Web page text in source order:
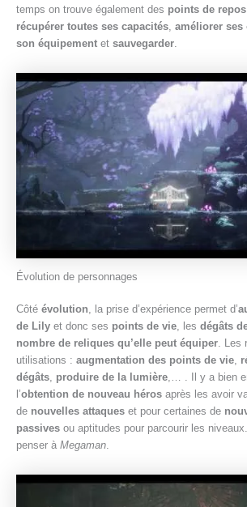
temps on trouve également des points de repos
récupérer toutes ses capacités, améliorer ses
son équipement et sauvegarder.
Évolution de personnages
Côté évolution, la prise d’expérience permet d’
de Lily et donc ses points de vie, les dégâts
nombre de reliques qu’elle peut équiper. Les
utilisations : augmentation des points de vie,
dégâts, produire de la lumière,… . Il y a bien
l’obtention de nouveau héros après les avoir
de nouvelles attaques et pour certaines de
passives ou aptitudes pour parcourir les
penser à Megaman.